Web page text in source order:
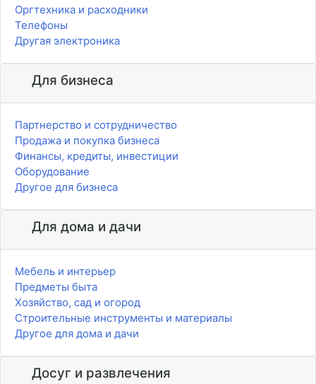
Оргтехника и расходники
Телефоны
Другая электроника
Для бизнеса
Партнерство и сотрудничество
Продажа и покупка бизнеса
Финансы, кредиты, инвестиции
Оборудование
Другое для бизнеса
Для дома и дачи
Мебель и интерьер
Предметы быта
Хозяйство, сад и огород
Строительные инструменты и материалы
Другое для дома и дачи
Досуг и развлечения